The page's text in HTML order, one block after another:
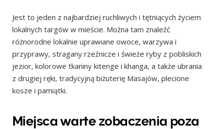
Jest to jeden z najbardziej ruchliwych i tętniących życiem
lokalnych targów w mieście. Można tam znaleźć
różnorodne lokalnie uprawiane owoce, warzywa i
przyprawy, stragany rzeźnicze i świeże ryby z pobliskich
jezior, kolorowe tkaniny kitenge i khanga, a także ubrania
z drugiej ręki, tradycyjną biżuterię Masajów, plecione
kosze i pamiątki.
Miejsca warte zobaczenia poza